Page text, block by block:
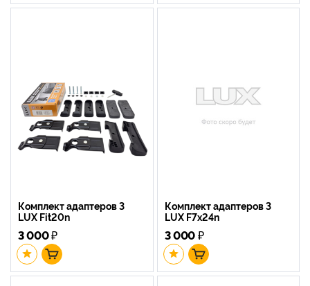
Комплект адаптеров 3
LUX Fit20n
3 000₽
Комплект адаптеров 3
LUX F7x24n
3 000₽